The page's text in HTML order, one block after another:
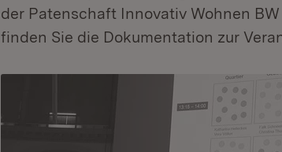
der Patenschaft Innovativ Wohnen
finden Sie die Dokumentation zur